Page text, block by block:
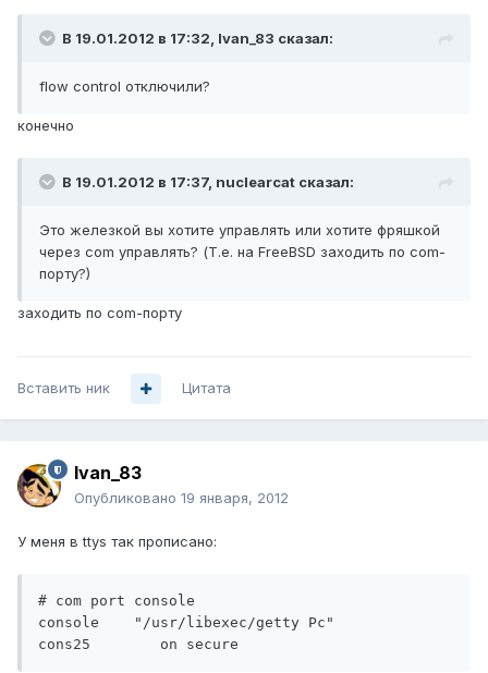
В 19.01.2012 в 17:32, Ivan_83 сказал:
flow control отключили?
конечно
В 19.01.2012 в 17:37, nuclearcat сказал:
Это железкой вы хотите управлять или хотите фряшкой
через com управлять? (Т.е. на FreeBSD заходить по com-
порту?)
заходить по com-порту
Вставить ник Цитата
Ivan_83
Опубликовано 19 января, 2012
У меня в ttys так прописано:
# com port console
console    "/usr/libexec/getty Pc"